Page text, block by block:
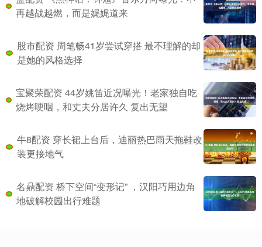
再越战越燃，而是娓娓道来
股市配资 周笔畅41岁尝试穿搭 最不理解的却
是她的风格选择
宝聚荣配资 44岁姚笛近况曝光！老家独自吃
烧烤哽咽，和丈夫分居许久 复出无望
牛8配资 穿长裙上台后，迪丽热巴雨天拖鞋改
装更接地气
名鼎配资 桥下空间“变形记” ，汉阳巧用边角
地破解校园出行难题